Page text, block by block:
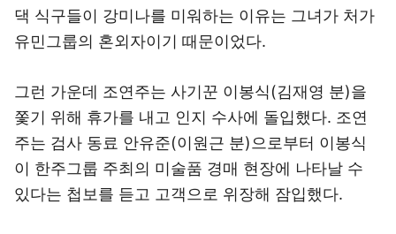
댁 식구들이 강미나를 미워하는 이유는 그녀가 처가
유민그룹의 혼외자이기 때문이었다.
그런 가운데 조연주는 사기꾼 이봉식(김재영 분)을
쫓기 위해 휴가를 내고 인지 수사에 돌입했다. 조연
주는 검사 동료 안유준(이원근 분)으로부터 이봉식
이 한주그룹 주최의 미술품 경매 현장에 나타날 수
있다는 첩보를 듣고 고객으로 위장해 잠입했다.